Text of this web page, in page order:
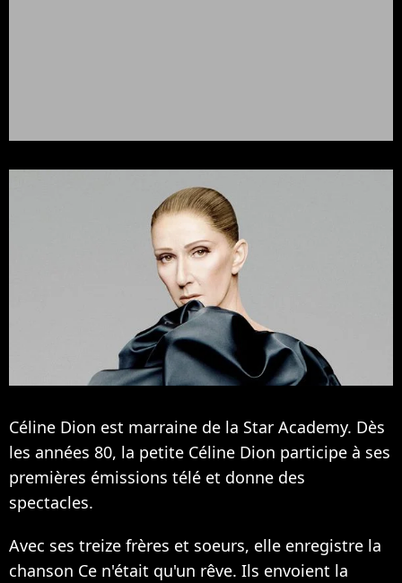
Céline Dion est marraine de la Star Academy. Dès
les années 80, la petite Céline Dion participe à ses
premières émissions télé et donne des
spectacles.
Avec ses treize frères et soeurs, elle enregistre la
chanson Ce n'était qu'un rêve. Ils envoient la